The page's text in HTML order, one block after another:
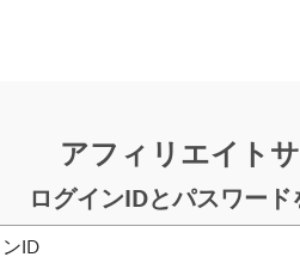
アフィリエイト
ログインIDとパスワー
ID